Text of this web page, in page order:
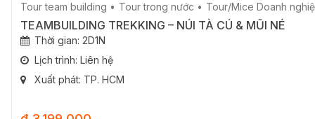
Tour team building Tour trong nước Tour/Mice Doanh
TEAMBUILDING TREKKING – NÚI TÀ CÚ & MŨI NÉ
Thời gian: 2D1N
Lịch trình: Liên hệ
Xuất phát: TP. HCM